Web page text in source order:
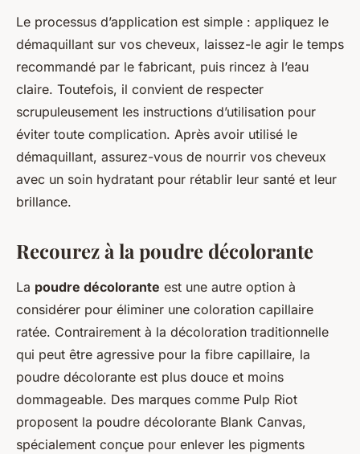
Le processus d’application est simple : appliquez le
démaquillant sur vos cheveux, laissez-le agir le temps
recommandé par le fabricant, puis rincez à l’eau
claire. Toutefois, il convient de respecter
scrupuleusement les instructions d’utilisation pour
éviter toute complication. Après avoir utilisé le
démaquillant, assurez-vous de nourrir vos cheveux
avec un soin hydratant pour rétablir leur santé et leur
brillance.
Recourez à la poudre décolorante
La poudre décolorante est une autre option à
considérer pour éliminer une coloration capillaire
ratée. Contrairement à la décoloration traditionnelle
qui peut être agressive pour la fibre capillaire, la
poudre décolorante est plus douce et moins
dommageable. Des marques comme Pulp Riot
proposent la poudre décolorante Blank Canvas,
spécialement conçue pour enlever les pigments